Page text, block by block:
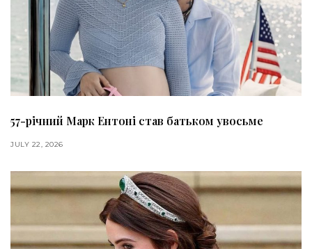
57-річний Марк Ентоні став батьком увосьме
JULY 22, 2026